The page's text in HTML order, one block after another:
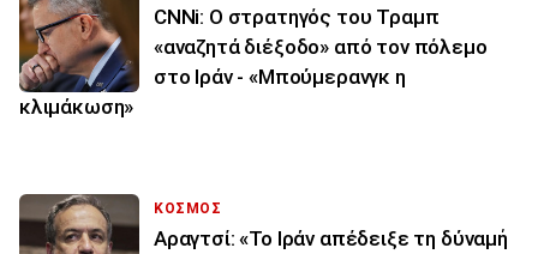
CNNi: Ο στρατηγός του Τραμπ
«αναζητά διέξοδο» από τον πόλεμο
στο Ιράν - «Μπούμερανγκ η
κλιμάκωση»
ΚΟΣΜΟΣ
Αραγτσί: «Το Ιράν απέδειξε τη δύναμή